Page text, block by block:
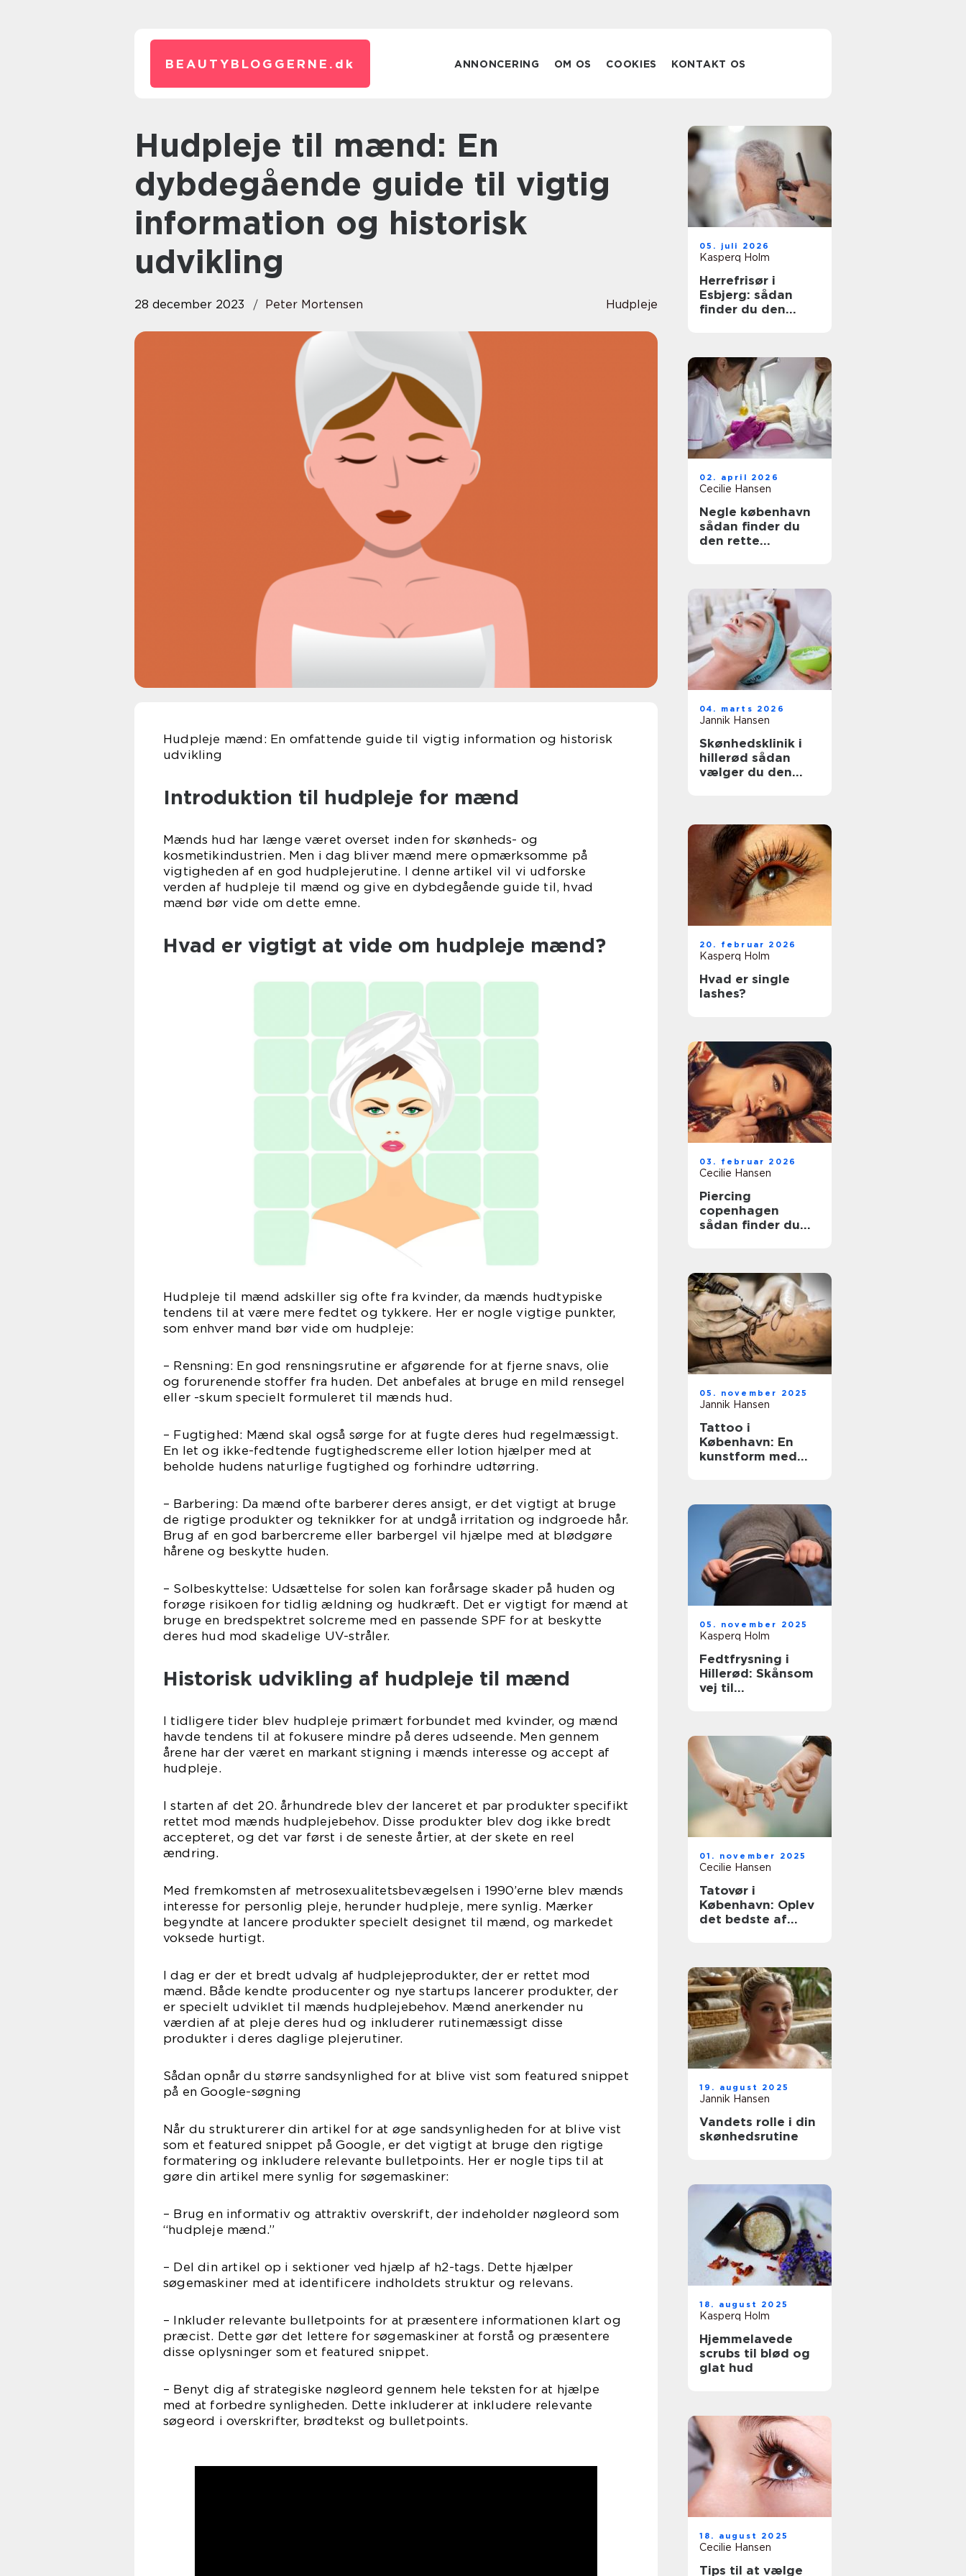
BEAUTYBLOGGERNE. dk ANNONCERING OM OS COOKIES KONTAKT OS
Hudpleje til mænd: En
dybdegående guide til vigtig
information og historisk
udvikling
28 december 2023 Peter Mortensen Hudpleje
Hudpleje mænd: En omfattende guide til vigtig information og historisk
udvikling
Introduktion til hudpleje for mænd
Mænds hud har længe været overset inden for skønheds- og
kosmetikindustrien. Men i dag bliver mænd mere opmærksomme på
vigtigheden af en god hudplejerutine. I denne artikel vil vi udforske
verden af hudpleje til mænd og give en dybdegående guide til, hvad
mænd bør vide om dette emne.
Hvad er vigtigt at vide om hudpleje mænd?
Hudpleje til mænd adskiller sig ofte fra kvinder, da mænds hudtypiske
tendens til at være mere fedtet og tykkere. Her er nogle vigtige punkter,
som enhver mand bør vide om hudpleje:
– Rensning: En god rensningsrutine er afgørende for at fjerne snavs, olie
og forurenende stoffer fra huden. Det anbefales at bruge en mild rensegel
eller -skum specielt formuleret til mænds hud.
– Fugtighed: Mænd skal også sørge for at fugte deres hud regelmæssigt.
En let og ikke-fedtende fugtighedscreme eller lotion hjælper med at
beholde hudens naturlige fugtighed og forhindre udtørring.
– Barbering: Da mænd ofte barberer deres ansigt, er det vigtigt at bruge
de rigtige produkter og teknikker for at undgå irritation og indgroede hår.
Brug af en god barbercreme eller barbergel vil hjælpe med at blødgøre
hårene og beskytte huden.
– Solbeskyttelse: Udsættelse for solen kan forårsage skader på huden og
forøge risikoen for tidlig ældning og hudkræft. Det er vigtigt for mænd at
bruge en bredspektret solcreme med en passende SPF for at beskytte
deres hud mod skadelige UV-stråler.
Historisk udvikling af hudpleje til mænd
I tidligere tider blev hudpleje primært forbundet med kvinder, og mænd
havde tendens til at fokusere mindre på deres udseende. Men gennem
årene har der været en markant stigning i mænds interesse og accept af
hudpleje.
I starten af det 20. århundrede blev der lanceret et par produkter specifikt
rettet mod mænds hudplejebehov. Disse produkter blev dog ikke bredt
accepteret, og det var først i de seneste årtier, at der skete en reel
ændring.
Med fremkomsten af metrosexualitetsbevægelsen i 1990’erne blev mænds
interesse for personlig pleje, herunder hudpleje, mere synlig. Mærker
begyndte at lancere produkter specielt designet til mænd, og markedet
voksede hurtigt.
I dag er der et bredt udvalg af hudplejeprodukter, der er rettet mod
mænd. Både kendte producenter og nye startups lancerer produkter, der
er specielt udviklet til mænds hudplejebehov. Mænd anerkender nu
værdien af at pleje deres hud og inkluderer rutinemæssigt disse
produkter i deres daglige plejerutiner.
Sådan opnår du større sandsynlighed for at blive vist som featured snippet
på en Google-søgning
Når du strukturerer din artikel for at øge sandsynligheden for at blive vist
som et featured snippet på Google, er det vigtigt at bruge den rigtige
formatering og inkludere relevante bulletpoints. Her er nogle tips til at
gøre din artikel mere synlig for søgemaskiner:
– Brug en informativ og attraktiv overskrift, der indeholder nøgleord som
“hudpleje mænd.”
– Del din artikel op i sektioner ved hjælp af h2-tags. Dette hjælper
søgemaskiner med at identificere indholdets struktur og relevans.
– Inkluder relevante bulletpoints for at præsentere informationen klart og
præcist. Dette gør det lettere for søgemaskiner at forstå og præsentere
disse oplysninger som et featured snippet.
– Benyt dig af strategiske nøgleord gennem hele teksten for at hjælpe
med at forbedre synligheden. Dette inkluderer at inkludere relevante
søgeord i overskrifter, brødtekst og bulletpoints.
05. juli 2026
Kasperq Holm
Herrefrisør i
Esbjerg: sådan
finder du den
02. april 2026
Cecilie Hansen
Negle københavn
sådan finder du
den rette
04. marts 2026
Jannik Hansen
Skønhedsklinik i
hillerød sådan
vælger du den
20. februar 2026
Kasperq Holm
Hvad er single
lashes?
03. februar 2026
Cecilie Hansen
Piercing
copenhagen
sådan finder du
05. november 2025
Jannik Hansen
Tattoo i
København: En
kunstform med
05. november 2025
Kasperq Holm
Fedtfrysning i
Hillerød: Skånsom
vej til
01. november 2025
Cecilie Hansen
Tatovør i
København: Oplev
det bedste af
19. august 2025
Jannik Hansen
Vandets rolle i din
skønhedsrutine
18. august 2025
Kasperq Holm
Hjemmelavede
scrubs til blød og
glat hud
18. august 2025
Cecilie Hansen
Tips til at vælge